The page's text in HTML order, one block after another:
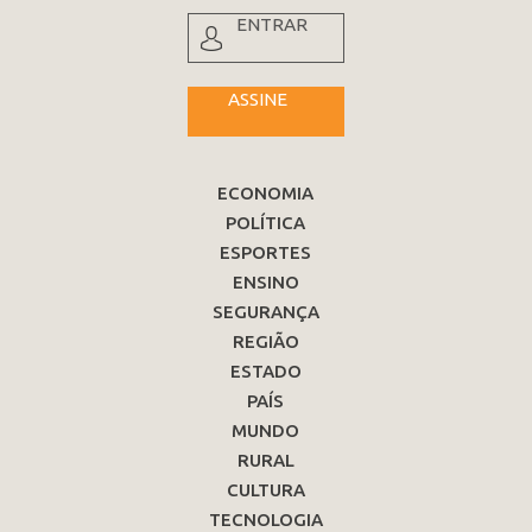
ENTRAR
ASSINE
ECONOMIA
POLÍTICA
ESPORTES
ENSINO
SEGURANÇA
REGIÃO
ESTADO
PAÍS
MUNDO
RURAL
CULTURA
TECNOLOGIA